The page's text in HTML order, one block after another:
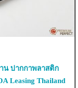
น ปากกาพลาสติก
Leasing Thailand